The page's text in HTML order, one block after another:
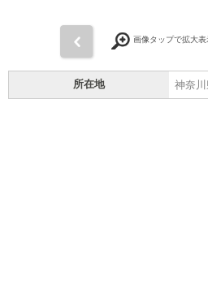
画像タップで拡大表
所在地 神奈